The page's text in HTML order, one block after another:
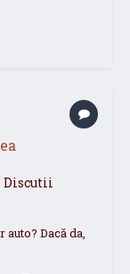
Discutii
Dacă da,